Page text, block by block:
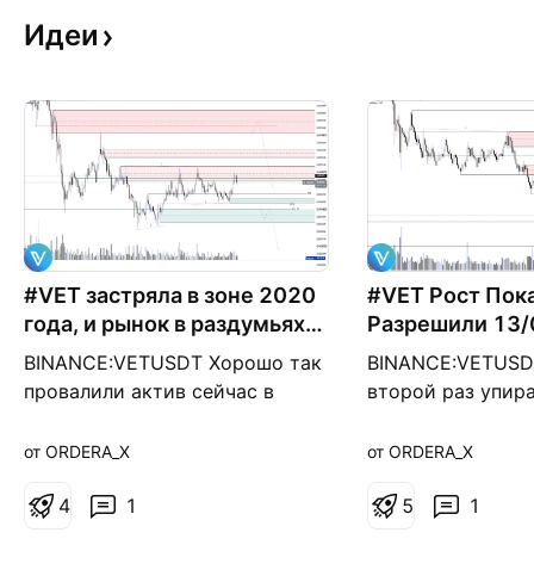
Идеи
#VET застряла в зоне 2020
года, и рынок в раздумьях
22.07.26
BINANCE:VETUSDT Хорошо так
провалили актив сейчас в
контрольной зоне ещё 2020
уже залезли телами свечей в
от ORDERA_X
1
4
#VET Рост
Разрешили
второй раз
боковика, но
Область
от ORDERA_X
1
5